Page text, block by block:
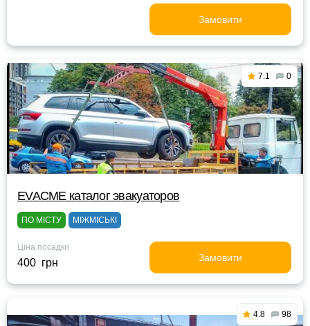
Замовити
7.1 0
EVACME каталог эвакуаторов
ПО МІСТУ МІЖМІСЬКІ
Ціна посадки
400 грн Замовити
4.8 98